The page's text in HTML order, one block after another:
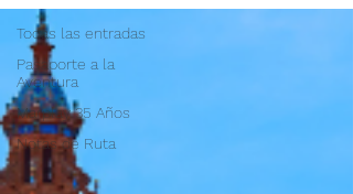
Todas las entradas
Pasaporte a la
Aventura
Marplay 35 Años
Notas de Ruta